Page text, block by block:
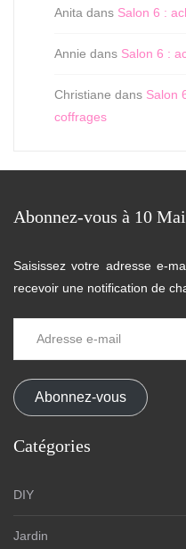
Anita dans Salon 6 :
Annie dans Salon 6 :
Christiane dans Salon
coffrages
Abonnez-vous à 10
Saisissez votre adresse e-
recevoir une notification de
Abonnez-vous
Catégories
DIY
Jardin